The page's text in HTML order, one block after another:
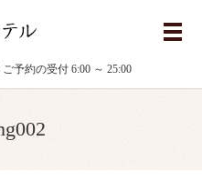
ご予約の受付 6:00 ～ 25:00
メ